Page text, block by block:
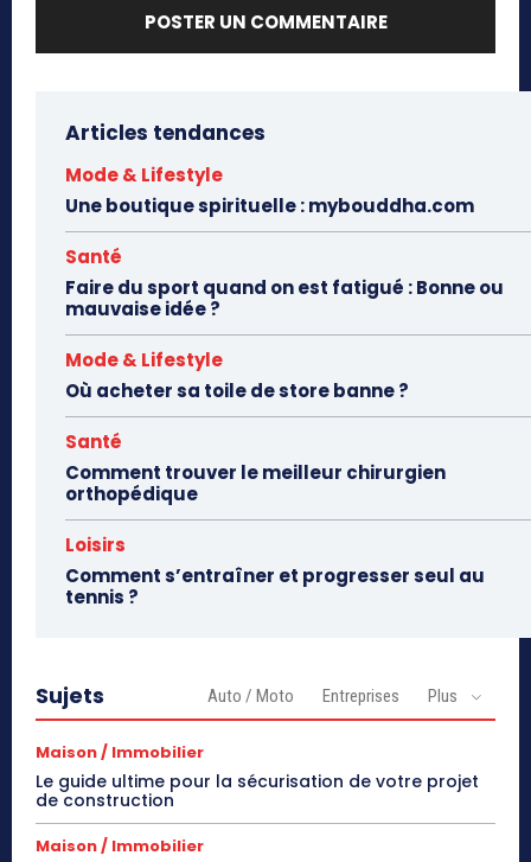
Articles tendances
Mode & Lifestyle
Une boutique spirituelle : mybouddha.com
Santé
Faire du sport quand on est fatigué : Bonne ou
mauvaise idée ?
Mode & Lifestyle
Où acheter sa toile de store banne ?
Santé
Comment trouver le meilleur chirurgien
orthopédique
Loisirs
Comment s’entraîner et progresser seul au
tennis ?
Sujets Auto / Moto Entreprises Plus
Maison / Immobilier
Le guide ultime pour la sécurisation de votre projet
de construction
Maison / Immobilier